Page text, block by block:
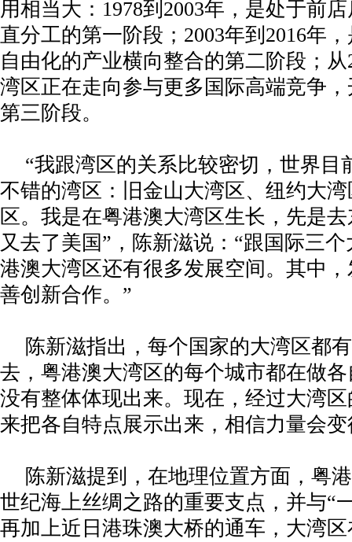
用相当大：1978到2003年，是处于前
直分工的第一阶段；2003年到2016年
自由化的产业横向整合的第二阶段；
湾区正在走向参与更多国际高端竞争
第三阶段。
“我跟湾区的关系比较密切，世界目
不错的湾区：旧金山大湾区、纽约大
区。我是在粤港澳大湾区生长，先是
又去了美国”，陈新滋说：“跟国际三
港澳大湾区还有很多发展空间。其中
善创新合作。”
陈新滋指出，每个国家的大湾区都
去，粤港澳大湾区的每个城市都在做
没有整体体现出来。现在，经过大湾
来把各自特点展示出来，相信力量会
陈新滋提到，在地理位置方面，粤
世纪海上丝绸之路的重要支点，并与“
再加上近日港珠澳大桥的通车，大湾